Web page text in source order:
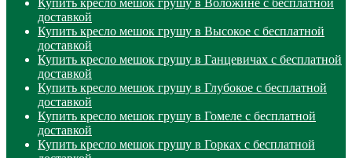
Купить кресло мешок грушу в Воложине с бесплатной
доставкой
Купить кресло мешок грушу в Высокое с бесплатной
доставкой
Купить кресло мешок грушу в Ганцевичах с бесплатной
доставкой
Купить кресло мешок грушу в Глубокое с бесплатной
доставкой
Купить кресло мешок грушу в Гомеле с бесплатной
доставкой
Купить кресло мешок грушу в Горках с бесплатной